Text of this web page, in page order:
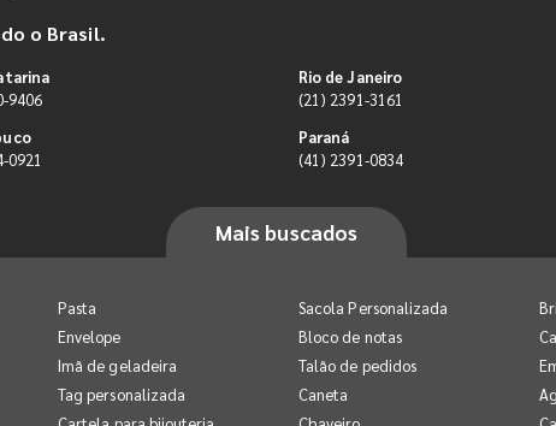
o Brasil.
9406
0921
Rio de Janeiro
(21) 2391-3161
Paraná
(41) 2391-0834
Mais buscados
Pasta
Envelope
Imã de geladeira
Tag personalizada
Sacola Personalizada
Bloco de notas
Talão de pedidos
Caneta